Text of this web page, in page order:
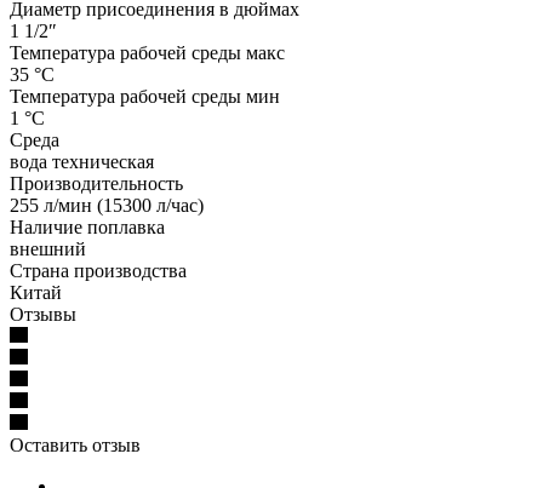
Диаметр присоединения в дюймах
1 1/2″
Температура рабочей среды макс
35 °С
Температура рабочей среды мин
1 °С
Среда
вода техническая
Производительность
255 л/мин (15300 л/час)
Наличие поплавка
внешний
Страна производства
Китай
Отзывы
Оставить отзыв